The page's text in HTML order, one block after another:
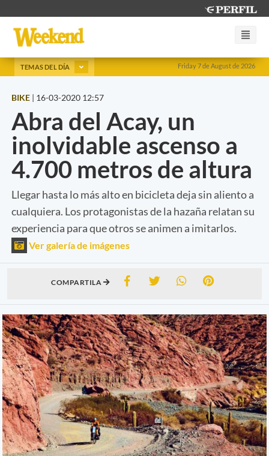
Friday 7 de August de 2026
TEMAS DEL DÍA
BIKE | 16-03-2020 12:57
Abra del Acay, un
inolvidable ascenso a
4.700 metros de altura
Llegar hasta lo más alto en bicicleta deja sin aliento a
cualquiera. Los protagonistas de la hazaña relatan su
experiencia para que otros se animen a imitarlos.
Ver galería de imágenes
COMPARTILA